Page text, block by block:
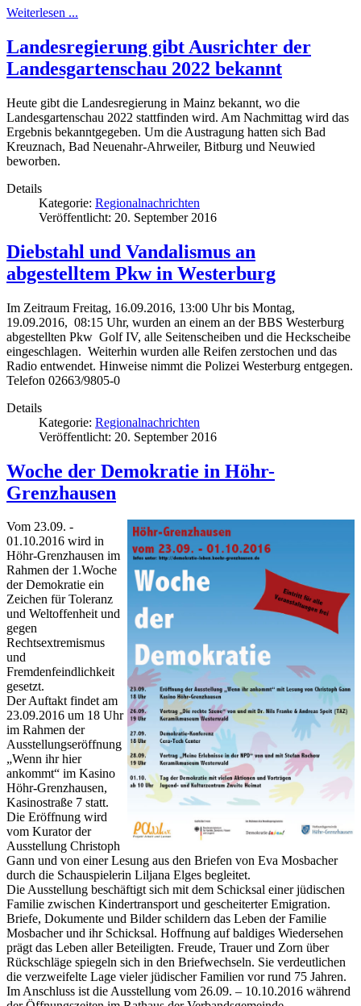
Weiterlesen ...
Landesregierung gibt Ausrichter der
Landesgartenschau 2022 bekannt
Heute gibt die Landesregierung in Mainz bekannt, wo die
Landesgartenschau 2022 stattfinden wird. Am Nachmittag wird das
Ergebnis bekanntgegeben. Um die Austragung hatten sich Bad
Kreuznach, Bad Neuenahr-Ahrweiler, Bitburg und Neuwied
beworben.
Details
Kategorie: Regionalnachrichten
Veröffentlicht: 20. September 2016
Diebstahl und Vandalismus an
abgestelltem Pkw in Westerburg
Im Zeitraum Freitag, 16.09.2016, 13:00 Uhr bis Montag,
19.09.2016, 08:15 Uhr, wurden an einem an der BBS Westerburg
abgestellten Pkw Golf IV, alle Seitenscheiben und die Heckscheibe
eingeschlagen. Weiterhin wurden alle Reifen zerstochen und das
Radio entwendet. Hinweise nimmt die Polizei Westerburg entgegen.
Telefon 02663/9805-0
Details
Kategorie: Regionalnachrichten
Veröffentlicht: 20. September 2016
Woche der Demokratie in Höhr-
Grenzhausen
Vom 23.09. -
01.10.2016 wird in
Höhr-Grenzhausen im
Rahmen der 1.Woche
der Demokratie ein
Zeichen für Toleranz
und Weltoffenheit und
gegen
Rechtsextremismus
und
Fremdenfeindlichkeit
gesetzt.
Der Auftakt findet am
23.09.2016 um 18 Uhr
im Rahmen der
Ausstellungseröffnung
„Wenn ihr hier
ankommt“ im Kasino
Höhr-Grenzhausen,
Kasinostraße 7 statt.
Die Eröffnung wird
vom Kurator der
Ausstellung Christoph
Gann und von einer Lesung aus den Briefen von Eva Mosbacher
durch die Schauspielerin Liljana Elges begleitet.
Die Ausstellung beschäftigt sich mit dem Schicksal einer jüdischen
Familie zwischen Kindertransport und gescheiterter Emigration.
Briefe, Dokumente und Bilder schildern das Leben der Familie
Mosbacher und ihr Schicksal. Hoffnung auf baldiges Wiedersehen
prägt das Leben aller Beteiligten. Freude, Trauer und Zorn über
Rückschläge spiegeln sich in den Briefwechseln. Sie verdeutlichen
die verzweifelte Lage vieler jüdischer Familien vor rund 75 Jahren.
Im Anschluss ist die Ausstellung vom 26.09. – 10.10.2016 während